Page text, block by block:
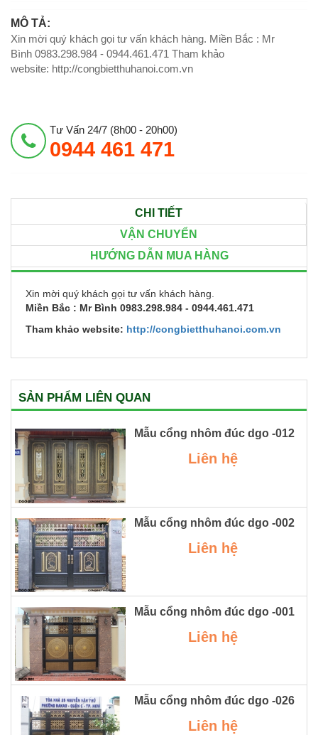
MÔ TẢ:
Xin mời quý khách gọi tư vấn khách hàng. Miền Bắc : Mr
Bình 0983.298.984 - 0944.461.471 Tham khảo
website: http://congbietthuhanoi.com.vn
Tư Vấn 24/7 (8h00 - 20h00)
0944 461 471
CHI TIẾT
VẬN CHUYỂN
HƯỚNG DẪN MUA HÀNG
Xin mời quý khách gọi tư vấn khách hàng.
Miền Bắc : Mr Bình 0983.298.984 - 0944.461.471
Tham khảo website: http://congbietthuhanoi.com.vn
SẢN PHẨM LIÊN QUAN
Mẫu cổng nhôm đúc dgo -012
Liên hệ
Mẫu cổng nhôm đúc dgo -002
Liên hệ
Mẫu cổng nhôm đúc dgo -001
Liên hệ
Mẫu cổng nhôm đúc dgo -026
Liên hệ